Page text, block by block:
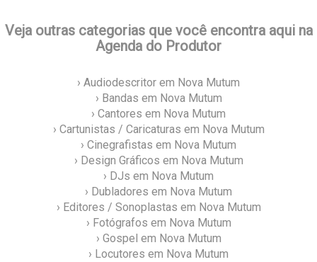
Veja outras categorias que você encontra aqui na
Agenda do Produtor
› Audiodescritor em Nova Mutum
› Bandas em Nova Mutum
› Cantores em Nova Mutum
› Cartunistas / Caricaturas em Nova Mutum
› Cinegrafistas em Nova Mutum
› Design Gráficos em Nova Mutum
› DJs em Nova Mutum
› Dubladores em Nova Mutum
› Editores / Sonoplastas em Nova Mutum
› Fotógrafos em Nova Mutum
› Gospel em Nova Mutum
› Locutores em Nova Mutum